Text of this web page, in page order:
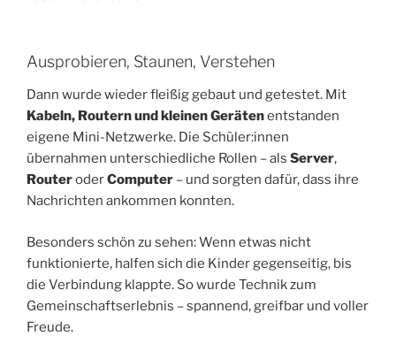
Ausprobieren, Staunen, Verstehen
Dann wurde wieder fleißig gebaut und getestet. Mit
Kabeln, Routern und kleinen Gerätenentstanden
eigene Mini-Netzwerke. Die Schüler:innen
übernahmen unterschiedliche Rollen – als Server,
RouteroderComputer – und sorgten dafür, dass ihre
Nachrichten ankommen konnten.
Besonders schön zu sehen: Wenn etwas nicht
funktionierte, halfen sich die Kinder gegenseitig, bis
die Verbindung klappte. So wurde Technik zum
Gemeinschaftserlebnis – spannend, greifbar und voller
Freude.